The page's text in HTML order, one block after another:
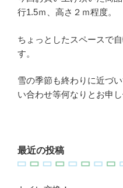
行1.5ｍ、高さ２ｍ程度。
ちょっとしたスペースで
す。
雪の季節も終わりに近づ
い合わせ等何なりとお申し
最近の投稿